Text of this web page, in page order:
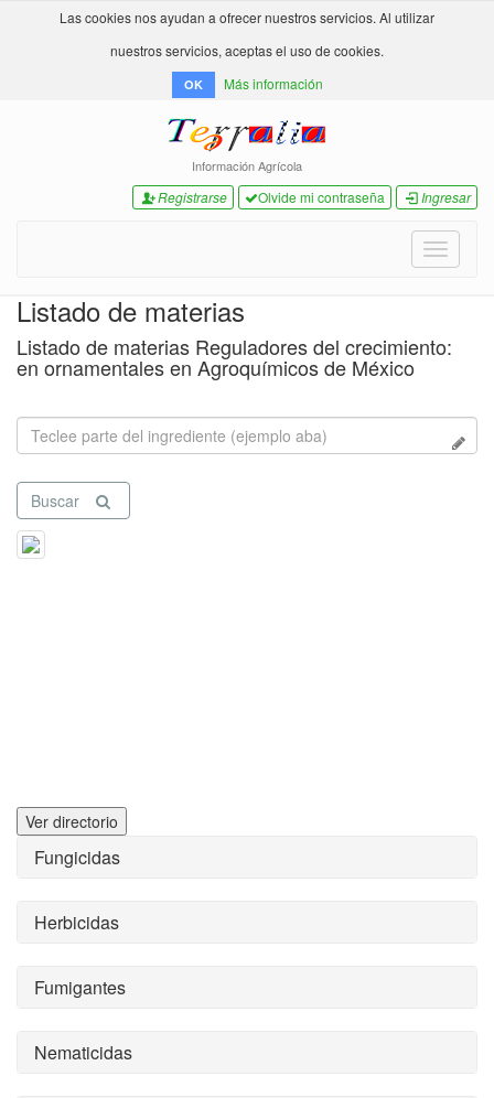
Las cookies nos ayudan a ofrecer nuestros servicios. Al utilizar
nuestros servicios, aceptas el uso de cookies.
OK Más información
Información Agrícola
Registrarse Olvide mi contraseña Ingresar
Toggle
Listado de materias
Listado de materias Reguladores del crecimiento:
en ornamentales en Agroquímicos de México
Buscar
Ver directorio
Fungicidas
Herbicidas
Fumigantes
Nematicidas